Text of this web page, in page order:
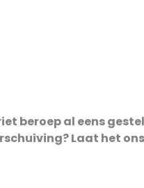
beroep al eens
Laat het